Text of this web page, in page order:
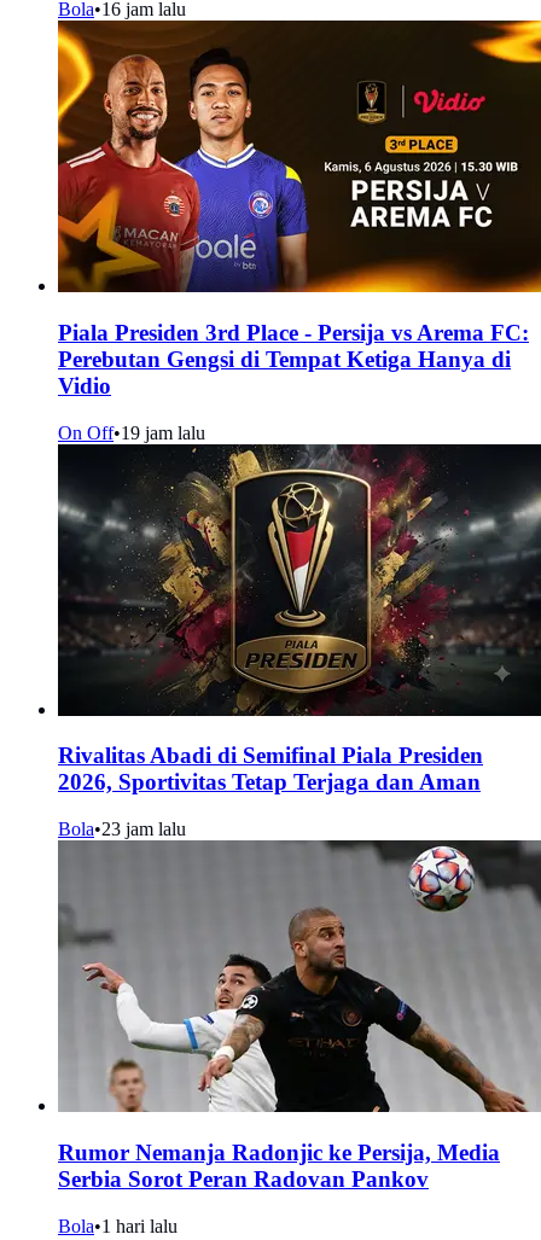
Bola•16 jam lalu
Piala Presiden 3rd Place - Persija vs Arema FC:
Perebutan Gengsi di Tempat Ketiga Hanya di
Vidio
On Off•19 jam lalu
Rivalitas Abadi di Semifinal Piala Presiden
2026, Sportivitas Tetap Terjaga dan Aman
Bola•23 jam lalu
Rumor Nemanja Radonjic ke Persija, Media
Serbia Sorot Peran Radovan Pankov
Bola•1 hari lalu